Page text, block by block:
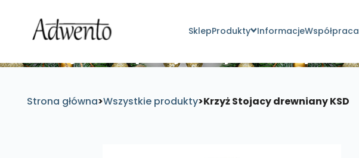
SklepProdukty InformacjeWspółpraca
Strona główna>Wszystkie produkty>Krzyż Stojacy drewniany KSD